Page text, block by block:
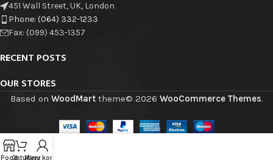
451 Wall Street, UK, London
Phone: (064) 332-1233
Fax: (099) 453-1357
RECENT POSTS
OUR STORES
Based on WoodMarttheme© 2026 WooCommerce Themes.
PoodOstukorv
Minu konto